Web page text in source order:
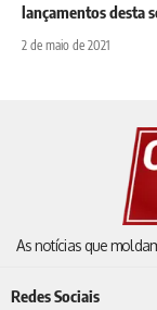
lançamentos desta
2 de maio de 2021
As notícias que
Redes Sociais